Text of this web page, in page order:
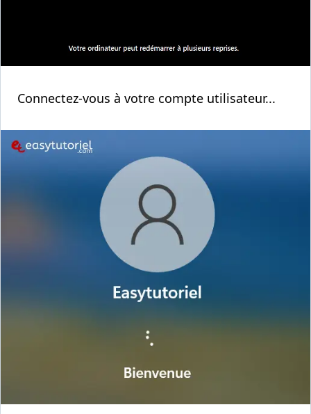
Connectez-vous à votre compte utilisateur...